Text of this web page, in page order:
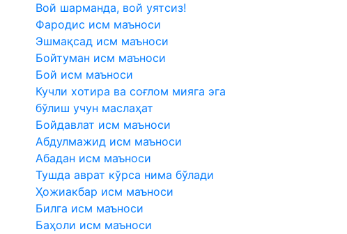
Вой шарманда, вой уятсиз!
Фародис исм маъноси
Эшмақсад исм маъноси
Бойтуман исм маъноси
Бой исм маъноси
Кучли хотира ва соғлом мияга эга
бўлиш учун маслаҳат
Бойдавлат исм маъноси
Абдулмажид исм маъноси
Абадан исм маъноси
Тушда аврат кўрса нима бўлади
Ҳожиакбар исм маъноси
Билга исм маъноси
Баҳоли исм маъноси